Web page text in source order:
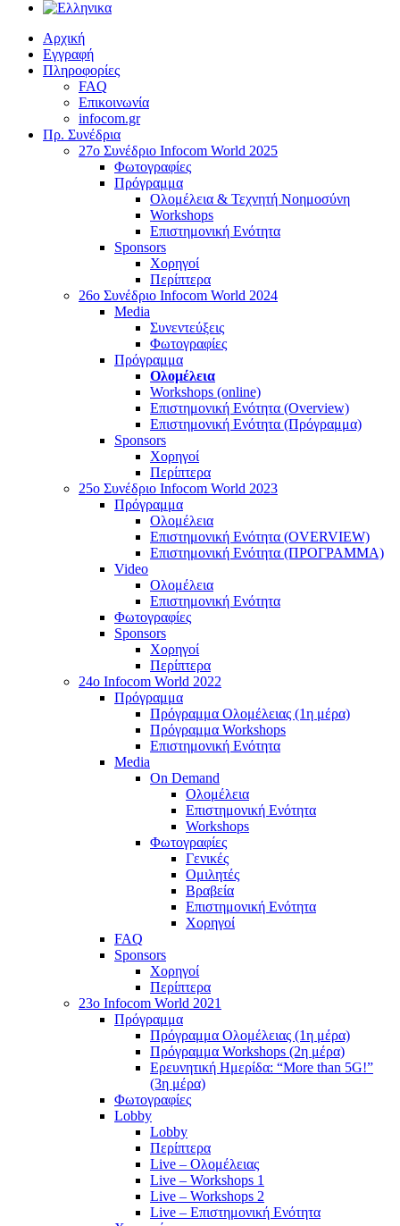
Αρχική
Εγγραφή
Πληροφορίες
FAQ
Επικοινωνία
infocom.gr
Πρ. Συνέδρια
27o Συνέδριο Infocom World 2025
Φωτογραφίες
Πρόγραμμα
Ολομέλεια & Τεχνητή Νοημοσύνη
Workshops
Επιστημονική Ενότητα
Sponsors
Χορηγοί
Περίπτερα
26o Συνέδριο Infocom World 2024
Media
Συνεντεύξεις
Φωτογραφίες
Πρόγραμμα
Ολομέλεια
Workshops (online)
Επιστημονική Ενότητα (Overview)
Επιστημονική Ενότητα (Πρόγραμμα)
Sponsors
Χορηγοί
Περίπτερα
25o Συνέδριο Infocom World 2023
Πρόγραμμα
Ολομέλεια
Επιστημονική Ενότητα (OVERVIEW)
Επιστημονική Ενότητα (ΠΡΟΓΡΑΜΜΑ)
Video
Ολομέλεια
Επιστημονική Ενότητα
Φωτογραφίες
Sponsors
Χορηγοί
Περίπτερα
24o Infocom World 2022
Πρόγραμμα
Πρόγραμμα Ολομέλειας (1η μέρα)
Πρόγραμμα Workshops
Επιστημονική Ενότητα
Media
On Demand
Ολομέλεια
Επιστημονική Ενότητα
Workshops
Φωτογραφίες
Γενικές
Ομιλητές
Βραβεία
Επιστημονική Ενότητα
Χορηγοί
FAQ
Sponsors
Χορηγοί
Περίπτερα
23o Infocom World 2021
Πρόγραμμα
Πρόγραμμα Ολομέλειας (1η μέρα)
Πρόγραμμα Workshops (2η μέρα)
Ερευνητική Ημερίδα: “More than 5G!”
(3η μέρα)
Φωτογραφίες
Lobby
Lobby
Περίπτερα
Live – Ολομέλειας
Live – Workshops 1
Live – Workshops 2
Live – Επιστημονική Ενότητα